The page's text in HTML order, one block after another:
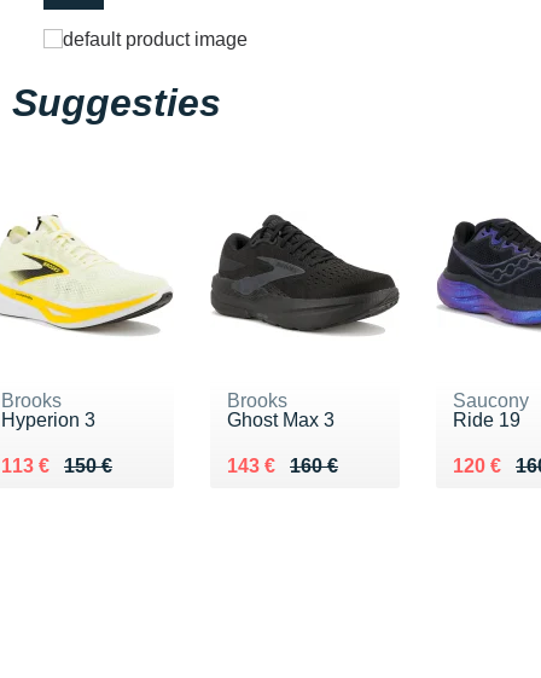
Suggesties
Brooks
Hyperion 3
150 €
Au lieu de 150 €
113 €
Vendu 113 €
Brooks
Ghost Max 3
160 €
Au lieu de 160 €
143 €
Vendu 143 €
Saucony
Ride 19
Au lieu
120 €
Vendu